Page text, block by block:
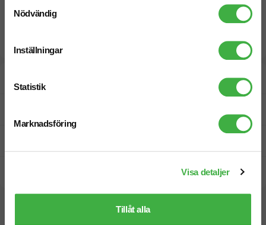
Nödvändig
Inställningar
Statistik
Marknadsföring
Visa detaljer
Tillåt alla
Vi hjälper dig gärna!